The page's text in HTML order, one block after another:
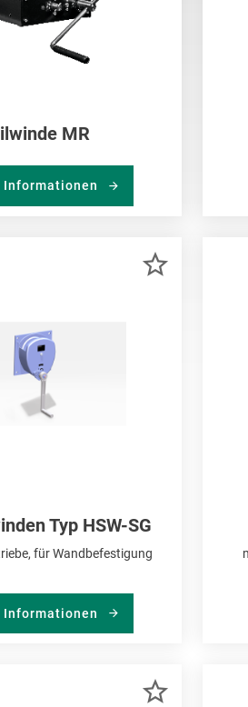
MR
Informationen
Typ HSW-SG
für Wandbefestigung
Informationen